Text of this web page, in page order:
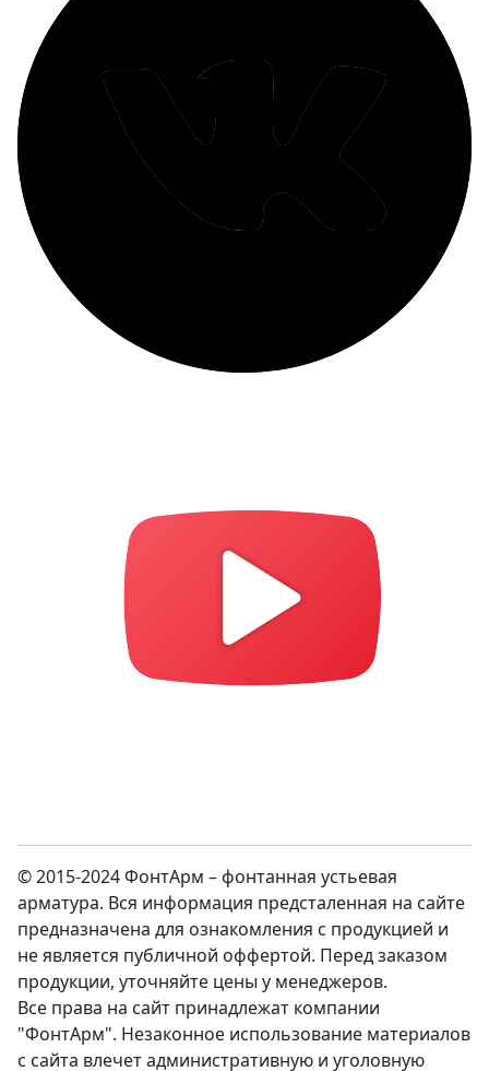
© 2015-2024 ФонтАрм – фонтанная устьевая
арматура. Вся информация предсталенная на сайте
предназначена для ознакомления с продукцией и
не является публичной оффертой. Перед заказом
продукции, уточняйте цены у менеджеров.
Все права на сайт принадлежат компании
"ФонтАрм". Незаконное использование материалов
с сайта влечет административную и уголовную